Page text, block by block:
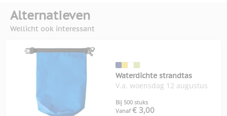
Alternatieven
Wellicht ook interessant
Waterdichte strandtas
V.a. woensdag 12 augustus
Bij 500 stuks
Vanaf € 3,00